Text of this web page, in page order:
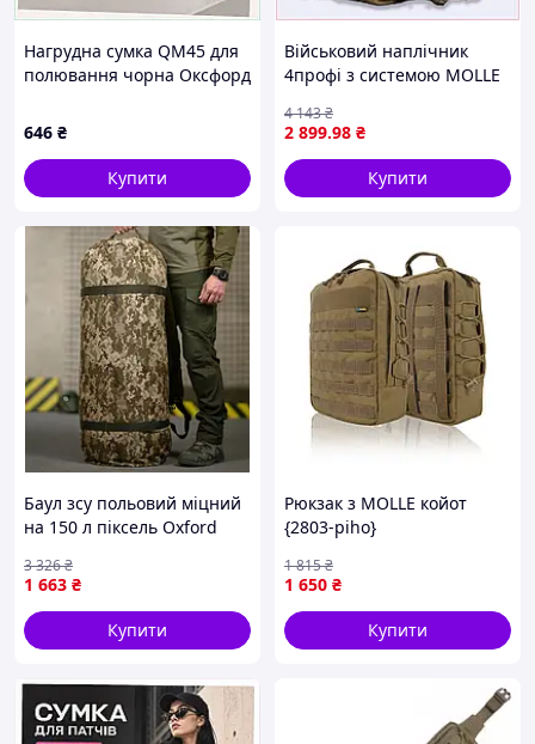
Нагрудна сумка QM45 для
полювання чорна Оксфорд
646 ₴
Купити
Військовий наплічник
4профі з системою MOLLE
2 899.98 ₴
4 143₴
Купити
Баул зсу польовий міцний
на 150 л піксель Oxford
1 663 ₴
3 326₴
Купити
Рюкзак з MOLLE койот
{2803-piho}
1 650 ₴
1 815₴
Купити